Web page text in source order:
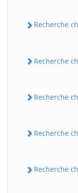
Recherche
Recherche
Recherche
Recherche
Recherche